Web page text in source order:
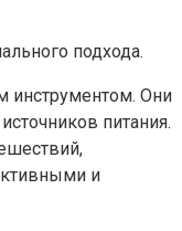
подхода.
инструментом. Они
питания.
и